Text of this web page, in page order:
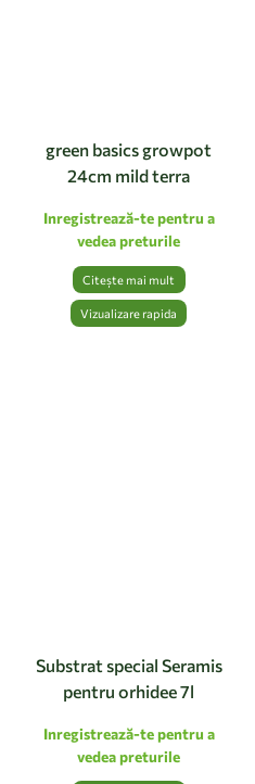
green basics growpot
24cm mild terra
Inregistrează-te pentru a
vedea preturile
Citește mai mult
Vizualizare rapida
Substrat special Seramis
pentru orhidee 7l
Inregistrează-te pentru a
vedea preturile